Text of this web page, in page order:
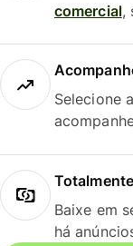
comercial,
Selecione
Baixe em
há